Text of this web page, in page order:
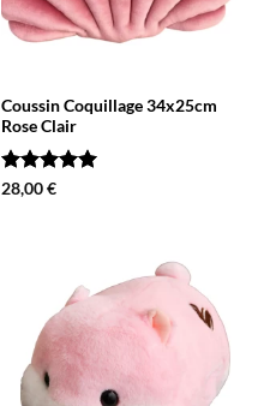
Coussin Coquillage 34x25cm
Rose Clair
Note5
28,00€